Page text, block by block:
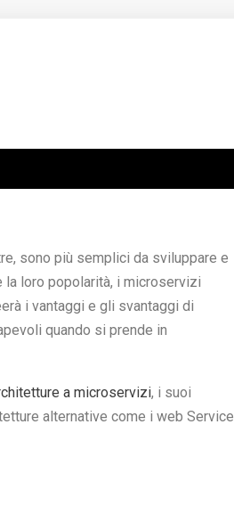
sono più semplici da sviluppare e
loro popolarità, i microservizi
i vantaggi e gli svantaggi di
quando si prende in
a microservizi, i suoi
alternative come i web Service